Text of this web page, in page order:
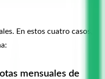
En estos cuatro casos,
mensuales de